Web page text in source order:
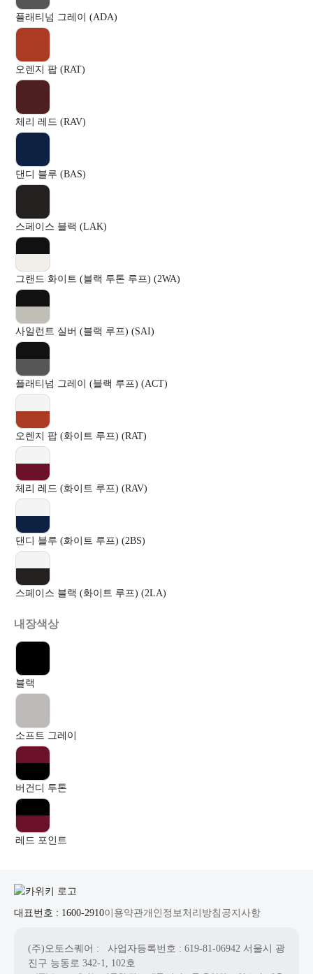
플래티넘 그레이 (ADA)
오렌지 팝 (RAT)
체리 레드 (RAV)
댄디 블루 (BAS)
스페이스 블랙 (LAK)
그랜드 화이트 (블랙 투톤 루프) (2WA)
사일런트 실버 (블랙 루프) (SAI)
플래티넘 그레이 (블랙 루프) (ACT)
오렌지 팝 (화이트 루프) (RAT)
체리 레드 (화이트 루프) (RAV)
댄디 블루 (화이트 루프) (2BS)
스페이스 블랙 (화이트 루프) (2LA)
내장색상
블랙
소프트 그레이
버건디 투톤
레드 포인트
대표번호 : 1600-2910이용약관개인정보처리방침 공지사항
(주)오토스퀘어 : 사업자등록번호 : 619-81-06942 서울시 광
진구 능동로 342-1, 102호